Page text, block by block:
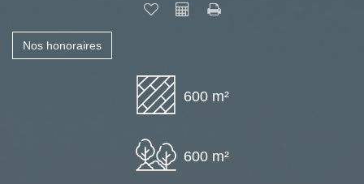
Nos honoraires
600 m²
600 m²